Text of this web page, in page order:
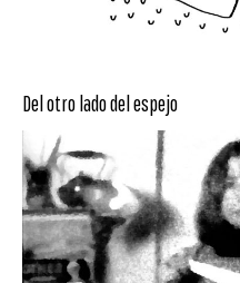
Del otro lado del espejo